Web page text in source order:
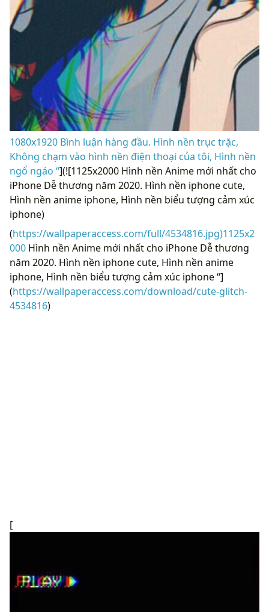
1080x1920 Bình luận hàng đầu. Hình nền trục trặc,
Không chạm vào hình nền điện thoại của tôi, Hình nền
ngổ ngáo “](![1125x2000 Hình nền Anime mới nhất cho
iPhone Dễ thương năm 2020. Hình nền iphone cute,
Hình nền anime iphone, Hình nền biểu tượng cảm xúc
iphone)
(https://wallpaperaccess.com/full/4534816.jpg)1125x2
000Hình nền Anime mới nhất cho iPhone Dễ thương
năm 2020. Hình nền iphone cute, Hình nền anime
iphone, Hình nền biểu tượng cảm xúc iphone “]
(https://wallpaperaccess.com/download/cute-glitch-
4534816)